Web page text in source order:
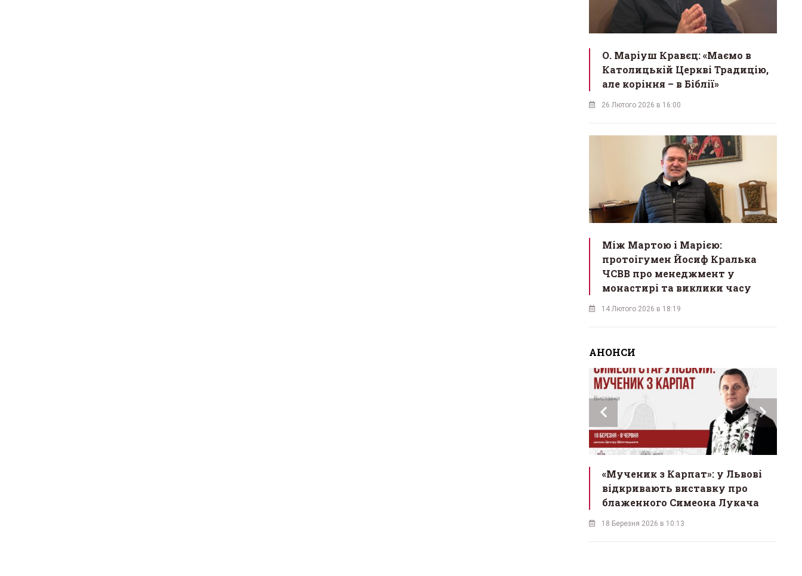
О. Маріуш Кравєц: «Маємо в
Католицькій Церкві Традицію,
але коріння – в Біблії»
26 Лютого 2026 в 16:00
Між Мартою і Марією:
протоігумен Йосиф Кралька
ЧСВВ про менеджмент у
монастирі та виклики часу
14 Лютого 2026 в 18:19
АНОНСИ
«Мученик з Карпат»: у Львові
відкривають виставку про
блаженного Симеона Лукача
18 Березня 2026 в 10:13